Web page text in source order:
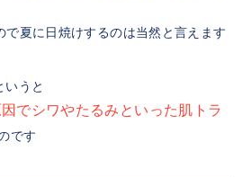
で夏に日焼けするのは当然と言えます
いうと
でシワやたるみといった肌トラ
です